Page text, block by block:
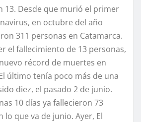
13. Desde que murió el primer
en octubre del año
311 personas en Catamarca.
el fallecimiento de 13 personas,
récord de muertes en
último tenía poco más de una
diez, el pasado 2 de junio.
10 días ya fallecieron 73
lo que va de junio. Ayer, El